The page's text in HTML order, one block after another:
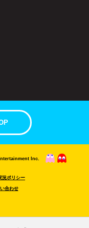
Inc.
況ポリシー
合わせ